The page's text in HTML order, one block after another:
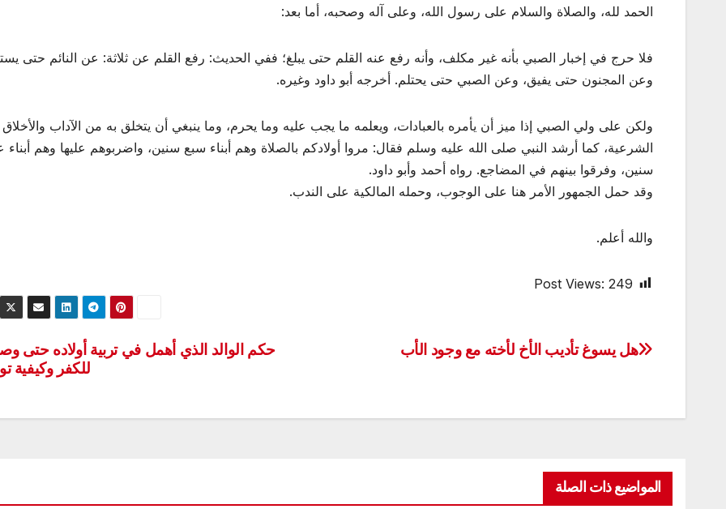
الحمد لله، والصلاة والسلام على رسول الله، وعلى آله وصحبه، أما بعد:
فلا حرج في إخبار الصبي بأنه غير مكلف، وأنه رفع عنه القلم حتى يبلغ؛ ففي الحديث: رفع القلم عن ثلاثة: عن النائم حتى
وعن المجنون حتى يفيق، وعن الصبي حتى يحتلم. أخرجه أبو داود وغيره.
ولكن على ولي الصبي إذا ميز أن يأمره بالعبادات، ويعلمه ما يجب عليه وما يحرم، وما ينبغي أن يتخلق به من الآداب والأخلاق
الشرعية، كما أرشد النبي صلى الله عليه وسلم فقال: مروا أولادكم بالصلاة وهم أبناء سبع سنين، واضربوهم عليها وهم
سنين، وفرقوا بينهم في المضاجع. رواه أحمد وأبو داود.
وقد حمل الجمهور الأمر هنا على الوجوب، وحمله المالكية على الندب.
والله أعلم.
Post Views: 249
تصفّح
حكم الوالد الذي أهمل في تربية أولاده حتى
للكفر وكيفية
هل يسوغ تأديب الأخ لأخته مع وجود الأب
المواضيع ذات الصلة